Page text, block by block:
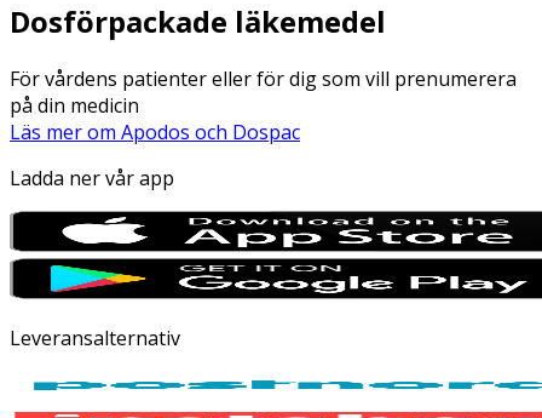
Dosförpackade läkemedel
För vårdens patienter eller för dig som vill prenumerera
på din medicin
Läs mer om Apodos och Dospac
Ladda ner vår app
Leveransalternativ